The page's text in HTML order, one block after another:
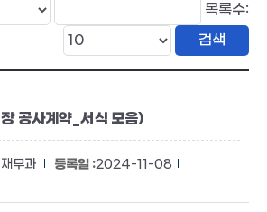
목록수:
공사계약_서식 모음)
재무과
2024-11-08